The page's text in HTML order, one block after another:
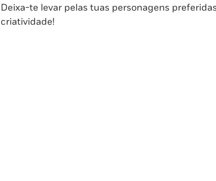
Deixa-te levar pelas tuas personagens
criatividade!